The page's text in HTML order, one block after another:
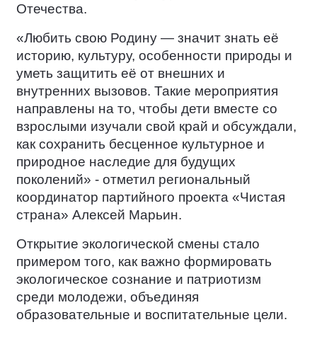
Отечества.
«Любить свою Родину — значит знать её
историю, культуру, особенности природы и
уметь защитить её от внешних и
внутренних вызовов. Такие мероприятия
направлены на то, чтобы дети вместе со
взрослыми изучали свой край и обсуждали,
как сохранить бесценное культурное и
природное наследие для будущих
поколений» - отметил региональный
координатор партийного проекта «Чистая
страна» Алексей Марьин.
Открытие экологической смены стало
примером того, как важно формировать
экологическое сознание и патриотизм
среди молодежи, объединяя
образовательные и воспитательные цели.